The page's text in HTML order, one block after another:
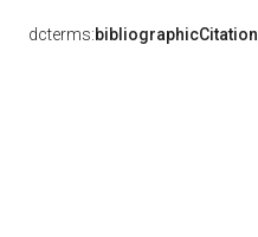
dcterms:bibliographicCitation